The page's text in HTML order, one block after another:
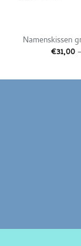
Namenskissen
€31,00